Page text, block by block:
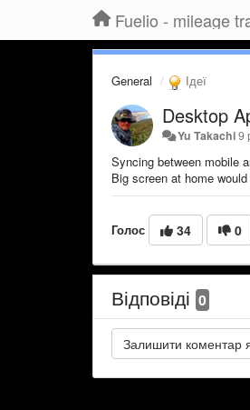
General Ідеї
Desktop
Yu Takachi9
Syncing between mobile
Big screen at home
Голос 34 0
Відповіді 0